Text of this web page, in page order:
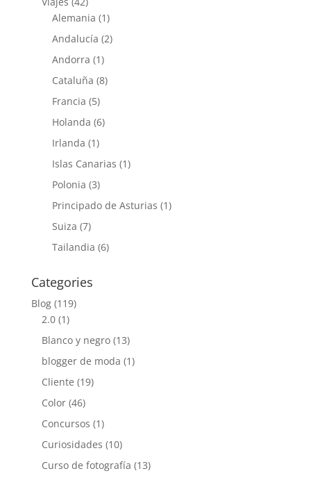
Alemania (1)
Andalucía (2)
Andorra (1)
Cataluña (8)
Francia (5)
Holanda (6)
Irlanda (1)
Islas Canarias (1)
Polonia (3)
Principado de Asturias (1)
Suiza (7)
Tailandia (6)
Categories
Blog(119)
2.0(1)
Blanco y negro(13)
blogger de moda (1)
Cliente (19)
Color(46)
Concursos (1)
Curiosidades (10)
Curso de fotografía (13)